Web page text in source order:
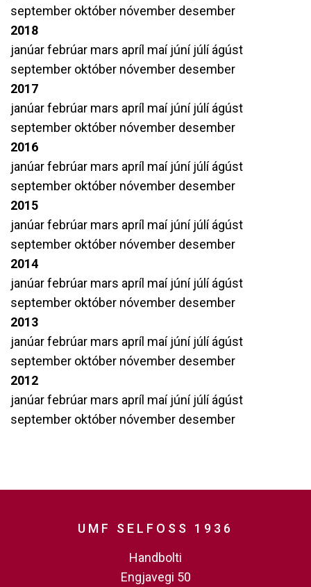
september október nóvember desember
2018
janúarfebrúar mars apríl maí júní júlíágúst
september október nóvember desember
2017
janúarfebrúar mars apríl maí júní júlíágúst
september október nóvember desember
2016
janúarfebrúar mars apríl maí júní júlíágúst
september október nóvember desember
2015
janúarfebrúar mars apríl maí júní júlíágúst
september október nóvember desember
2014
janúarfebrúar mars apríl maí júní júlíágúst
september október nóvember desember
2013
janúarfebrúar mars apríl maí júní júlíágúst
september október nóvember desember
2012
janúarfebrúar mars apríl maí júní júlíágúst
september október nóvember desember
UMF SELFOSS 1936
Handbolti
Engjavegi 50